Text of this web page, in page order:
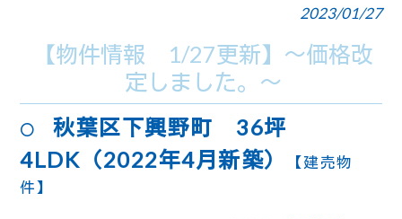
2023/01/27
【物件情報 1/27更新】～価格改
定しました。～
〇秋葉区下興野町
36坪
4LDK（2022年4月新築）
【建売物
件】